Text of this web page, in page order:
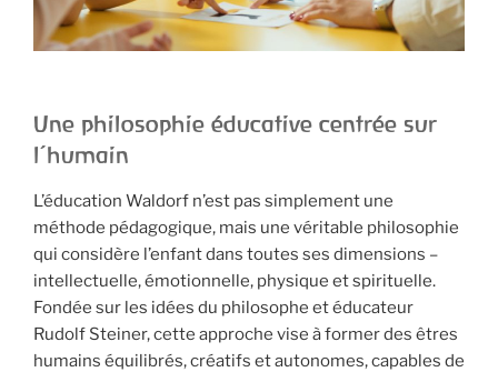
Une philosophie éducative centrée sur
l’humain
L’éducation Waldorf n’est pas simplement une
méthode pédagogique, mais une véritable philosophie
qui considère l’enfant dans toutes ses dimensions –
intellectuelle, émotionnelle, physique et spirituelle.
Fondée sur les idées du philosophe et éducateur
Rudolf Steiner, cette approche vise à former des êtres
humains équilibrés, créatifs et autonomes, capables de